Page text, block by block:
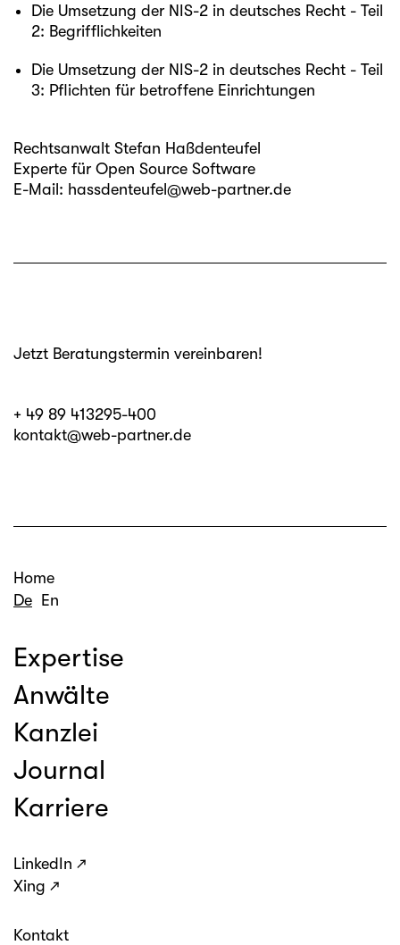
Die Umsetzung der NIS-2 in deutsches Recht - Teil
2: Begrifflichkeiten
Die Umsetzung der NIS-2 in deutsches Recht - Teil
3: Pflichten für betroffene Einrichtungen
Rechtsanwalt Stefan Haßdenteufel
Experte für Open Source Software
E-Mail: hassdenteufel@web-partner.de
Jetzt Beratungstermin vereinbaren!
+ 49 89 413295-400
kontakt@web-partner.de
Home
De
En
Expertise
Anwälte
Kanzlei
Journal
Karriere
LinkedIn
Xing
Kontakt